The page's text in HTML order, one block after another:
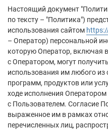
Настоящий документ
по тексту – "Политика")
использования сайтом
– Оператор) персональной
которую Оператор, включая
с Оператором, могут
использования им любого из
программ, продуктов или
ходе исполнения
с Пользователем. Согласие
выраженное им в рамках
перечисленных лиц,